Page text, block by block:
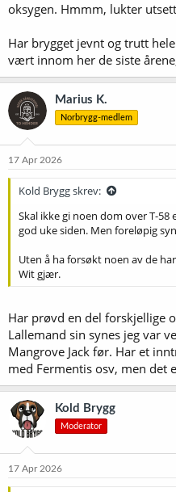
oksygen. Hmmm, lukter
Har brygget jevnt og trutt
vært innom her de siste
Marius K.
Norbrygg-medlem
17 Apr 2026
Kold Brygg skrev:
Skal ikke gi noen dom over T-
god uke siden. Men foreløpig
Uten å ha forsøkt noen av de
Wit gjær.
Har prøvd en del forskjellige
Lallemand sin synes jeg var
Mangrove Jack før. Har et
med Fermentis osv, men det
Kold Brygg
Moderator
17 Apr 2026